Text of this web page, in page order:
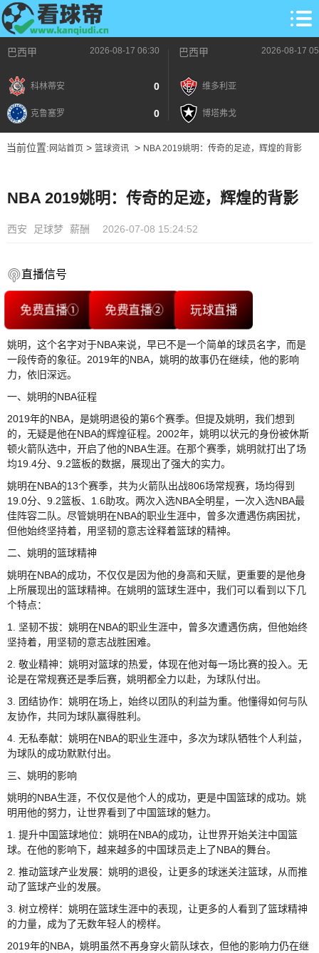
巴西甲 2026-08-17 06:30
科林蒂安 0
克鲁塞罗 0
巴西甲 2026-08-17
维多利亚
博塔弗戈
当前位置: 网站首页> 篮球资讯> NBA 2019姚明：传奇的足迹，辉煌的背影
NBA 2019姚明：传奇的足迹，辉煌的背影
西安 足球梦 薪酬 2026-07-08 15:24:52
直播信号
免费直播① 免费直播② 玩球直播
姚明，这个名字对于NBA来说，早已不是一个简单的球员名字，而是
一段传奇的象征。2019年的NBA，姚明的故事仍在继续，他的影响
力，依旧深远。
一、姚明的NBA征程
2019年的NBA，是姚明退役的第6个赛季。但提及姚明，我们想到
的，无疑是他在NBA的辉煌征程。2002年，姚明以状元的身份被休斯
顿火箭队选中，开启了他的NBA生涯。在那个赛季，姚明就打出了场
均19.4分、9.2篮板的数据，展现出了强大的实力。
姚明在NBA的13个赛季，共为火箭队出战806场常规赛，场均得到
19.0分、9.2篮板、1.6助攻。两次入选NBA全明星，一次入选NBA最
佳阵容二队。尽管姚明在NBA的职业生涯中，曾多次遭遇伤病困扰，
但他始终坚持着，用坚韧的意志诠释着篮球的精神。
二、姚明的篮球精神
姚明在NBA的成功，不仅仅是因为他的身高和天赋，更重要的是他身
上所展现出的篮球精神。在姚明的篮球生涯中，我们可以看到以下几
个特点：
1. 坚韧不拔：姚明在NBA的职业生涯中，曾多次遭遇伤病，但他始终
坚持着，用坚韧的意志战胜困难。
2. 敬业精神：姚明对篮球的热爱，体现在他对每一场比赛的投入。无
论是在常规赛还是季后赛，姚明都全力以赴，为球队付出。
3. 团结协作：姚明在场上，始终以团队的利益为重。他懂得如何与队
友协作，共同为球队赢得胜利。
4. 无私奉献：姚明在NBA的职业生涯中，多次为球队牺牲个人利益，
为球队的成功默默付出。
三、姚明的影响
姚明的NBA生涯，不仅仅是他个人的成功，更是中国篮球的成功。姚
明用他的努力，让世界看到了中国篮球的魅力。
1. 提升中国篮球地位：姚明在NBA的成功，让世界开始关注中国篮
球。在他的影响下，越来越多的中国球员走上了NBA的舞台。
2. 推动篮球产业发展：姚明的退役，让更多的球迷关注篮球，从而推
动了篮球产业的发展。
3. 树立榜样：姚明在篮球生涯中的表现，让更多的人看到了篮球精神
的力量，成为了无数年轻人的榜样。
2019年的NBA，姚明虽然不再身穿火箭队球衣，但他的影响力仍在继